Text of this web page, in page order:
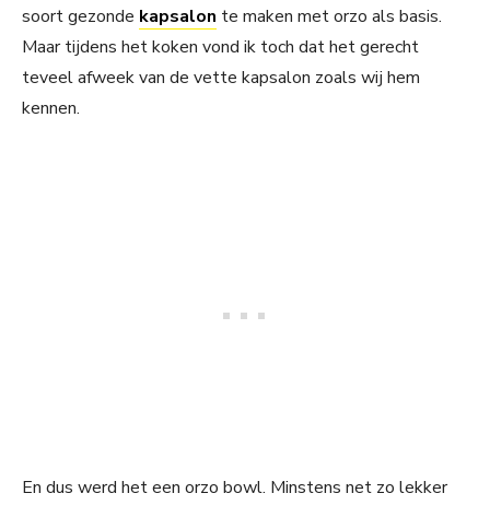
soort gezonde kapsalon te maken met orzo als basis.
Maar tijdens het koken vond ik toch dat het gerecht
teveel afweek van de vette kapsalon zoals wij hem
kennen.
En dus werd het een orzo bowl. Minstens net zo lekker